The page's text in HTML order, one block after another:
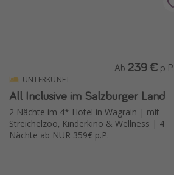
UNTERKUNFT
All Inclusive im Salzburger Land
2 Nächte im 4* Hotel in Wagrain | mit
Streichelzoo, Kinderkino & Wellness | 4
Nächte ab NUR 359€ p.P.
Ab 239 € p. P.